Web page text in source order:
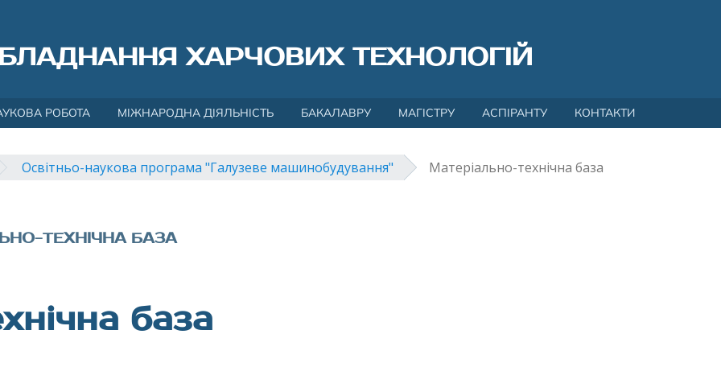
ХАРЧОВИХ ТЕХНОЛОГІЙ
РОБОТА МІЖНАРОДНА ДІЯЛЬНІСТЬ БАКАЛАВРУ МАГІСТРУ АСПІРАНТУ КОНТАКТИ
Освітньо-наукова програма "Галузеве машинобудування" Матеріально-технічна база
ТЕХНІЧНА БАЗА
база